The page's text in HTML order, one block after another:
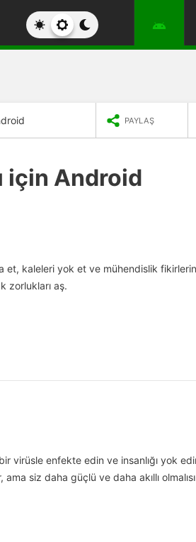
PAYLAŞ
için Android
et, kaleleri yok et ve mühendislik
zorlukları aş.
virüsle enfekte edin ve insanlığı yok
siz daha güçlü ve daha akıllı